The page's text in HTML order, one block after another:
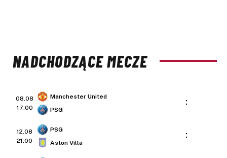
NADCHODZĄCE MECZE
08.08
17:00
Manchester United
PSG
:
12.08
21:00
PSG
Aston Villa
: